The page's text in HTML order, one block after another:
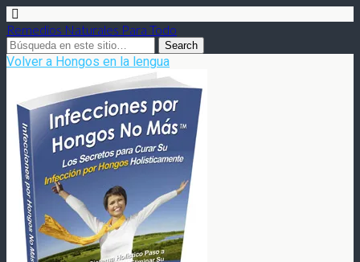
Remedios Naturales Para Todo
Volver a Hongos en la lengua